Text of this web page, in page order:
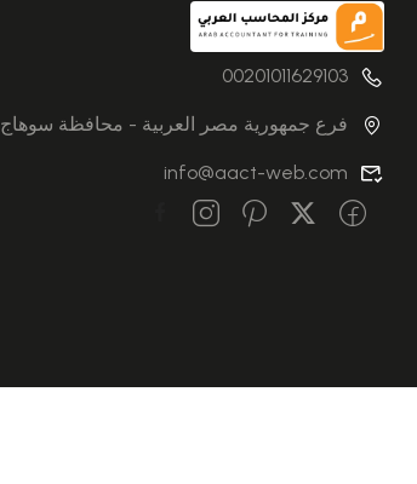
00201011629103
فرع جمهورية مصر العربية - محافظة سوهاج
info@aact-web.com